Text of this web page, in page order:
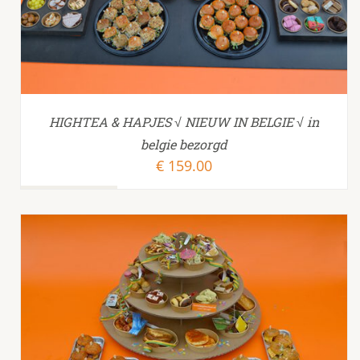
HIGHTEA & HAPJES √ NIEUW IN BELGIE √ in
belgie bezorgd
€ 159.00
TOEVOEGEN AAN WINKELWAGEN